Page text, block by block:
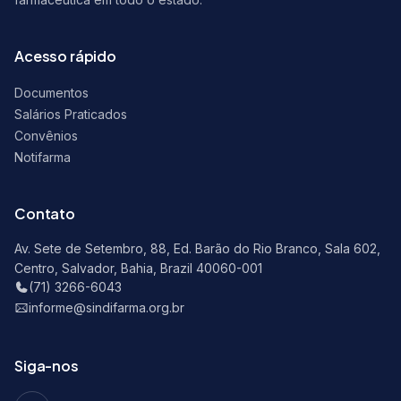
Acesso rápido
Documentos
Salários Praticados
Convênios
Notifarma
Contato
Av. Sete de Setembro, 88, Ed. Barão do Rio Branco, Sala 602,
Centro, Salvador, Bahia, Brazil 40060-001
(71) 3266-6043
informe@sindifarma.org.br
Siga-nos